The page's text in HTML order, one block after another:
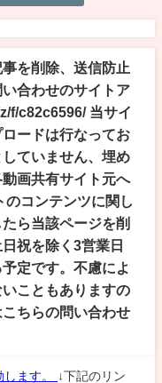
を削除、送信防止
合わせのサイトア
f/c82c6596/ 当サイ
ードは行なってお
ていません、埋め
画共有サイト元へ
のコンテンツに関し
ら当該ページを削
祝を除く3営業日
定です。不慮によ
こともありますの
ちらの問い合わせ
ます。
↓下記のリン